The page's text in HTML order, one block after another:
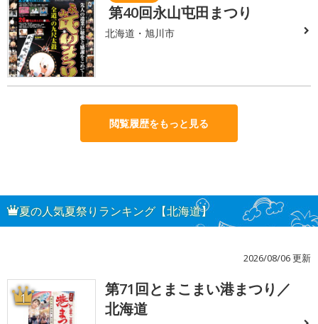
第40回永山屯田まつり
北海道・旭川市
閲覧履歴をもっと見る
夏の人気夏祭りランキング【北海道】
2026/08/06 更新
1
第71回とまこまい港まつり／
北海道